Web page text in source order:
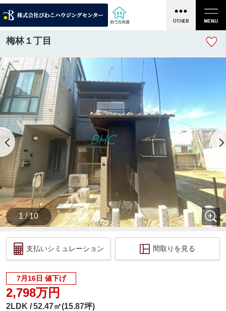
梅林１丁目
1 / 10
支払いシミュレーション 間取りを見る
7月16日 値下げ
2,798万円
2LDK 52.47㎡(15.87坪)